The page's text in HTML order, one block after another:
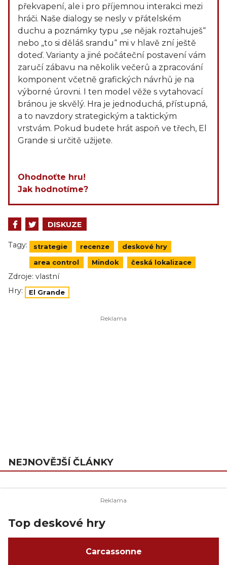
překvapení, ale i pro příjemnou interakci mezi
hráči. Naše dialogy se nesly v přátelském
duchu a poznámky typu „se nějak roztahuješ“
nebo „to si děláš srandu“ mi v hlavě zní ještě
doteď. Varianty a jiné počáteční postavení vám
zaručí zábavu na několik večerů a zpracování
komponent včetně grafických návrhů je na
výborné úrovni. I ten model věže s vytahovací
bránou je skvělý. Hra je jednoduchá, přístupná,
a to navzdory strategickým a taktickým
vrstvám. Pokud budete hrát aspoň ve třech, El
Grande si určitě užijete.
Ohodnoťte hru!
Jak hodnotíme?
DISKUZE
Tagy: strategie recenze deskové hry
area control Mindok česká lokalizace
Zdroje: vlastní
Hry:
El Grande
NEJNOVĚJŠÍ ČLÁNKY
Top deskové hry
Carcassonne